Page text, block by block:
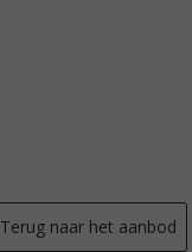
Terug naar het aanbod